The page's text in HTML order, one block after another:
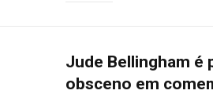
Jude Bellingham é
obsceno em